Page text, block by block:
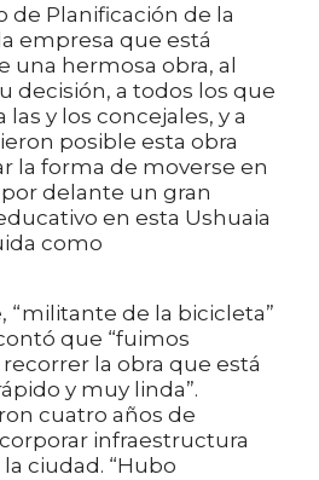
de Planificación de la
empresa que está
una hermosa obra, al
decisión, a todos los que
las y los concejales, y a
posible esta obra
la forma de moverse en
delante un gran
en esta Ushuaia
como
“militante de la bicicleta”
que “fuimos
la obra que está
y muy linda”.
cuatro años de
infraestructura
ciudad. “Hubo